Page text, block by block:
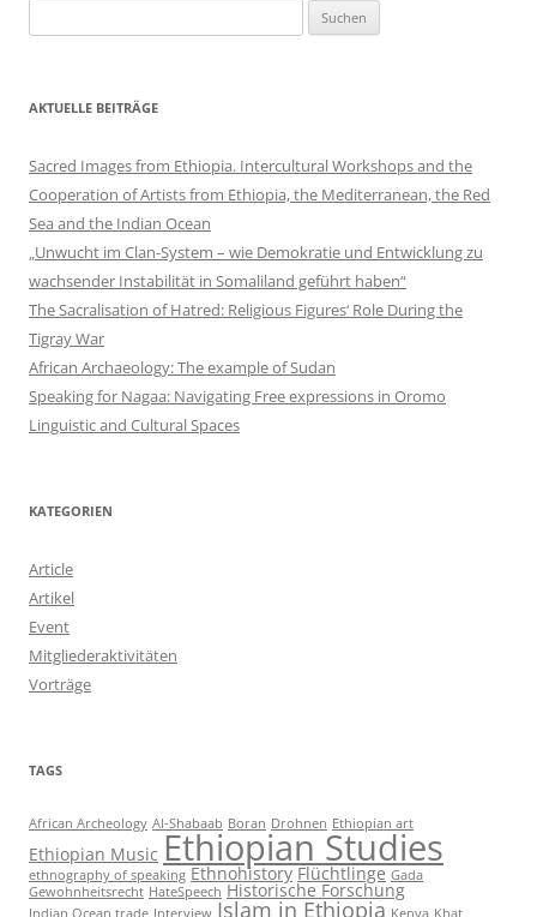
nach:
AKTUELLE BEITRÄGE
Sacred Images from Ethiopia. Intercultural Workshops and the
Cooperation of Artists from Ethiopia, the Mediterranean, the Red
Sea and the Indian Ocean
„Unwucht im Clan-System – wie Demokratie und Entwicklung zu
wachsender Instabilität in Somaliland geführt haben“
The Sacralisation of Hatred: Religious Figures‘ Role During the
Tigray War
African Archaeology: The example of Sudan
Speaking for Nagaa: Navigating Free expressions in Oromo
Linguistic and Cultural Spaces
KATEGORIEN
Article
Artikel
Event
Mitgliederaktivitäten
Vorträge
TAGS
African Archeology Al-Shabaab Boran Drohnen Ethiopian art
Ethiopian Music Ethiopian Studies
ethnography of speaking Ethnohistory Flüchtlinge Gada
Gewohnheitsrecht HateSpeech Historische Forschung
Islam in Ethiopia